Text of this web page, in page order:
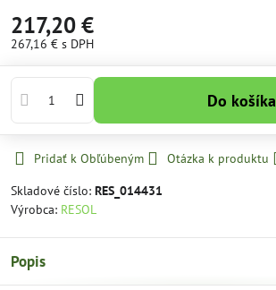
217,20 €
267,16 € s DPH
Do košíka
Pridať k Obľúbeným Otázka k produktu
Skladové číslo: RES_014431
Výrobca: RESOL
Popis